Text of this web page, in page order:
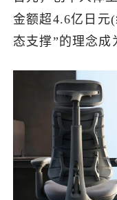
金额超4.6亿日元
态支撑”的理念成